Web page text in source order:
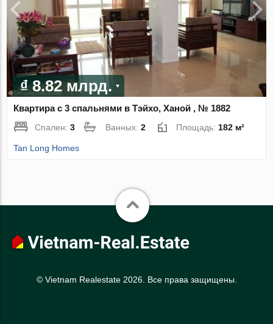
₫ 8.82 млрд.
Квартира с 3 спальнями в Тэйхо, Ханой , № 1882
Спален:3 Ванных:2 Площадь: 182 м²
Tan Long Homes
© Vietnam Realestate 2026. Все права защищены.